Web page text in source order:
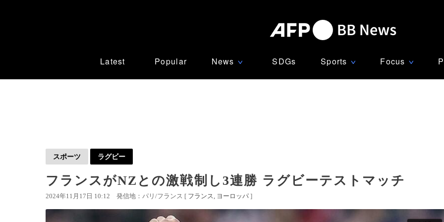
Latest Popular News ∨ SDGs Sports ∨ Focus ∨
スポーツ ラグビー
フランスがNZとの激戦制し3連勝 ラグビーテストマッチ
2024年11月17日 10:12 発信地：パリ/フランス [ フランス ヨーロッパ ]